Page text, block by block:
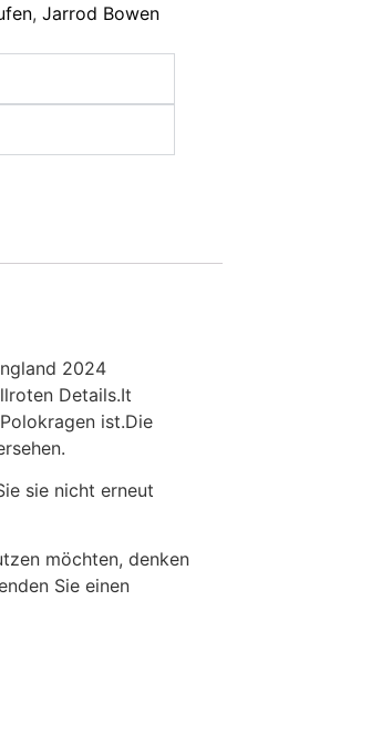
, Jarrod Bowen
2024
Details.It
ist.Die
sie nicht erneut
möchten, denken
Sie einen